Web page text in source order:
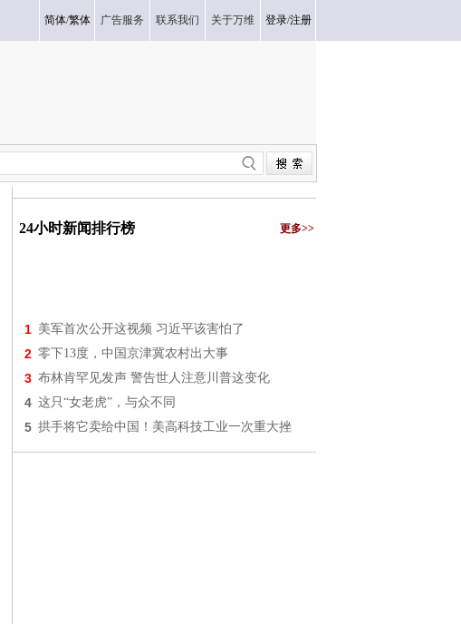
简体/繁体 广告服务 联系我们 关于万维 登录/注册
24小时新闻排行榜 更多>>
1 美军首次公开这视频 习近平该害怕了
2 零下13度，中国京津冀农村出大事
3 布林肯罕见发声 警告世人注意川普这变化
4 这只“女老虎”，与众不同
5 拱手将它卖给中国！美高科技工业一次重大挫